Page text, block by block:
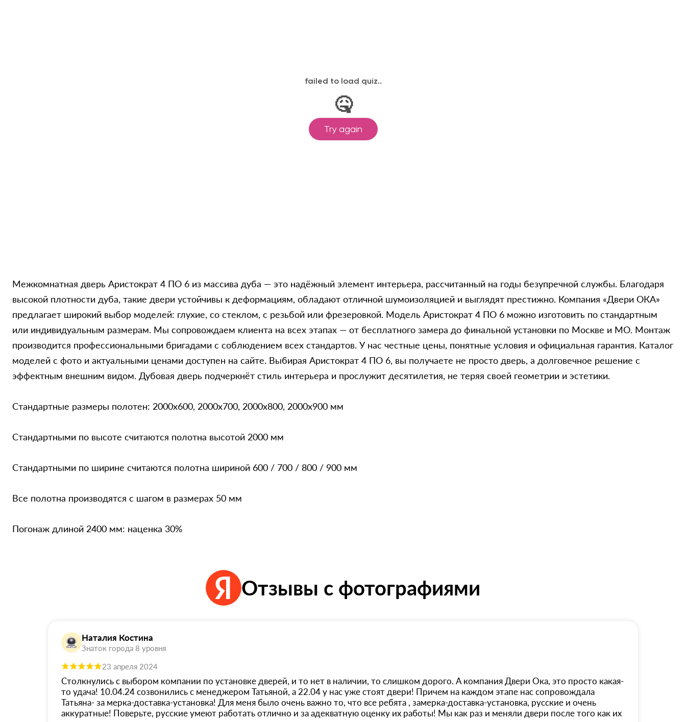
Межкомнатная дверь Аристократ 4 ПО 6 из массива дуба — это надёжный элемент интерьера, рассчитанный на годы безупречной службы. Благодаря
высокой плотности дуба, такие двери устойчивы к деформациям, обладают отличной шумоизоляцией и выглядят престижно. Компания «Двери ОКА»
предлагает широкий выбор моделей: глухие, со стеклом, с резьбой или фрезеровкой. Модель Аристократ 4 ПО 6 можно изготовить по стандартным
или индивидуальным размерам. Мы сопровождаем клиента на всех этапах — от бесплатного замера до финальной установки по Москве и МО. Монтаж
производится профессиональными бригадами с соблюдением всех стандартов. У нас честные цены, понятные условия и официальная гарантия. Каталог
моделей с фото и актуальными ценами доступен на сайте. Выбирая Аристократ 4 ПО 6, вы получаете не просто дверь, а долговечное решение с
эффектным внешним видом. Дубовая дверь подчеркнёт стиль интерьера и прослужит десятилетия, не теряя своей геометрии и эстетики.
Стандартные размеры полотен: 2000x600, 2000x700, 2000x800, 2000x900 мм
Стандартными по высоте считаются полотна высотой 2000 мм
Стандартными по ширине считаются полотна шириной 600 / 700 / 800 / 900 мм
Все полотна производятся с шагом в размерах 50 мм
Погонаж длиной 2400 мм: наценка 30%
Отзывы с фотографиями
Наталия Костина
Знаток города 8 уровня
23 апреля 2024
Столкнулись с выбором компании по установке дверей, и то нет в наличии, то слишком дорого. А компания Двери Ока, это просто какая-
то удача! 10.04.24 созвонились с менеджером Татьяной, а 22.04 у нас уже стоят двери! Причем на каждом этапе нас сопровождала
Татьяна- за мерка-доставка-установка! Для меня было очень важно то, что все ребята , замерка-доставка-установка, русские и очень
аккуратные! Поверьте, русские умеют работать отлично и за адекватную оценку их работы! Мы как раз и меняли двери после того как их